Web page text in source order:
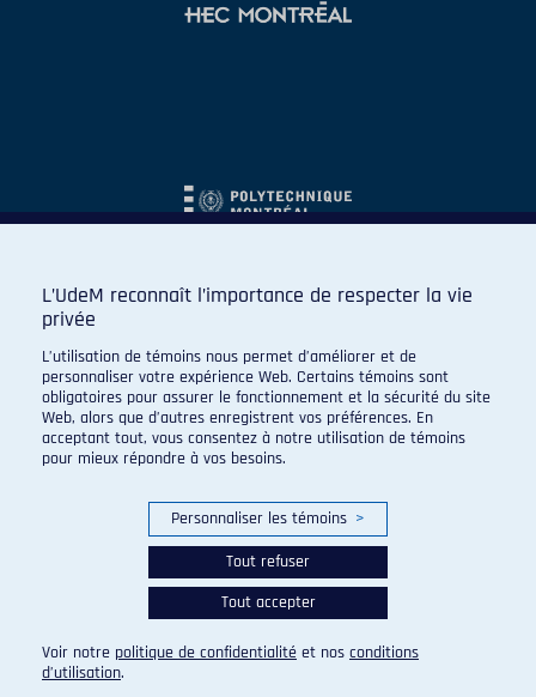
© 2026 Carabins de l'Université de Montréal. Tous droits
réservés.
Paramètres des témoins
L’UdeM reconnaît l’importance de respecter la vie
privée
L’utilisation de témoins nous permet d’améliorer et de
personnaliser votre expérience Web. Certains témoins sont
obligatoires pour assurer le fonctionnement et la sécurité du site
Web, alors que d’autres enregistrent vos préférences. En
acceptant tout, vous consentez à notre utilisation de témoins
pour mieux répondre à vos besoins.
Personnaliser les témoins >
Tout refuser
Tout accepter
Voir notre politique de confidentialité et nos conditions
d’utilisation.